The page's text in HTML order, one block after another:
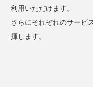
利用いただけます。
さらにそれぞれのサービ
揮します。